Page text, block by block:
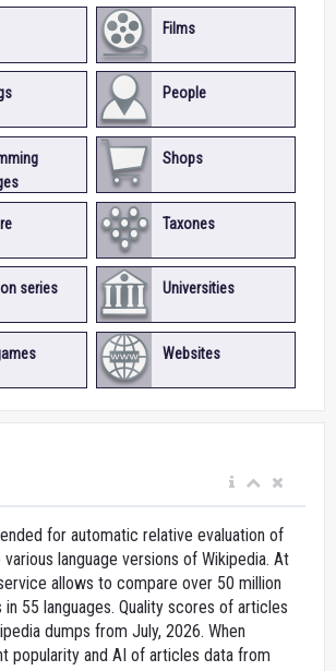
Films
People
Shops
Taxones
series Universities
Websites
for automatic relative evaluation of
language versions of Wikipedia. At
allows to compare over 50 million
55 languages. Quality scores of articles
dumps from July, 2026. When
popularity and AI of articles data from